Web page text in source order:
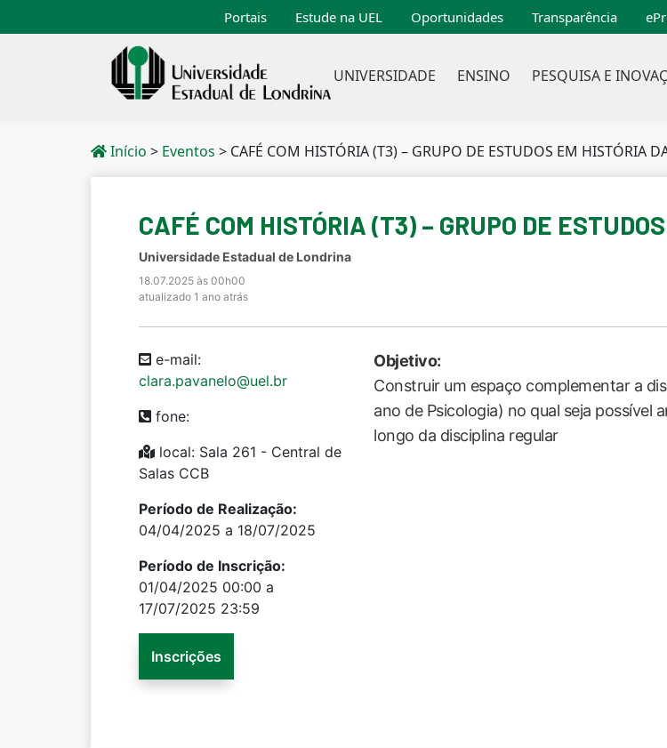
Portais Estude na UEL Oportunidades Transparência
UNIVERSIDADE ENSINO PESQUISA E
Início > Eventos > CAFÉ COM HISTÓRIA (T3) – GRUPO DE ESTUDOS EM HISTÓRIA
CAFÉ COM HISTÓRIA (T3) – GRUPO DE
Universidade Estadual de Londrina
18.07.2025 às 00h00
atualizado 1 ano atrás
e-mail:
clara.pavanelo@uel.br
fone:
local: Sala 261 - Central de
Salas CCB
Período de Realização:
04/04/2025 a 18/07/2025
Período de Inscrição:
01/04/2025 00:00 a
17/07/2025 23:59
Inscrições
Objetivo:
Construir um espaço complementar a
ano de Psicologia) no qual seja possível
longo da disciplina regular